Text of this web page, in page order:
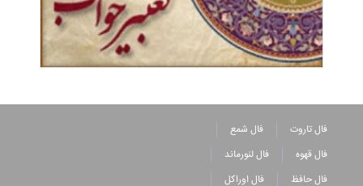
فال تاروت
فال شمع
فال قهوه
فال لنورماند
فال حافظ
فال اوراکل